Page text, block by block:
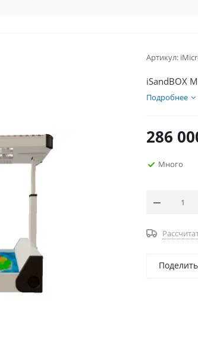
Артикул:
iSandBOX
Подробнее
286
Много